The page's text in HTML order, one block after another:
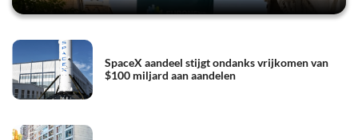
SpaceX aandeel stijgt ondanks vrijkomen van
$100 miljard aan aandelen